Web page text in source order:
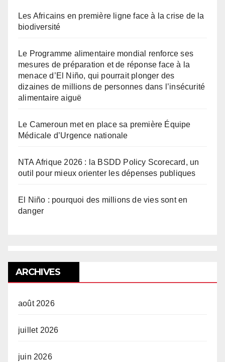
Les Africains en première ligne face à la crise de la
biodiversité
Le Programme alimentaire mondial renforce ses
mesures de préparation et de réponse face à la
menace d’El Niño, qui pourrait plonger des
dizaines de millions de personnes dans l’insécurité
alimentaire aiguë
Le Cameroun met en place sa première Équipe
Médicale d’Urgence nationale
NTA Afrique 2026 : la BSDD Policy Scorecard, un
outil pour mieux orienter les dépenses publiques
El Niño : pourquoi des millions de vies sont en
danger
ARCHIVES
août 2026
juillet 2026
juin 2026